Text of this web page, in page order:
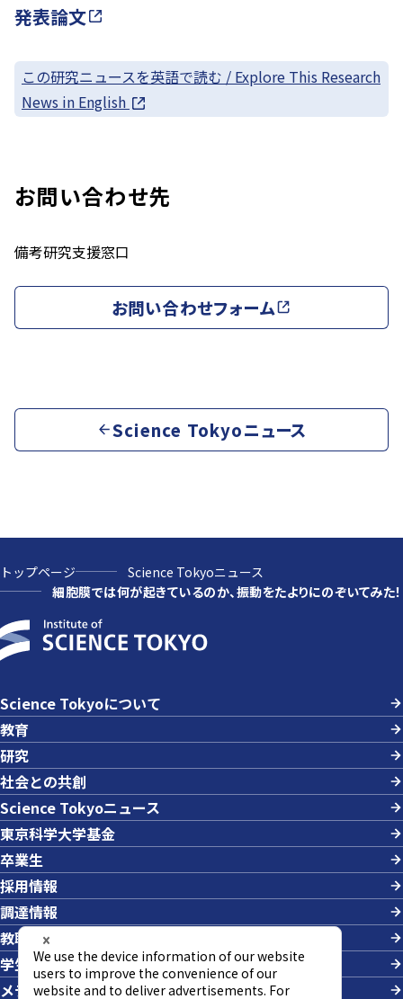
発表論文
この研究ニュースを英語で読む / Explore This Research
News in English
お問い合わせ先
備考研究支援窓口
お問い合わせフォーム
Science Tokyoニュース
トップページ
Science Tokyoニュース
細胞膜では何が起きているのか、振動をたよりにのぞいてみた！
Science Tokyoについて
教育
研究
社会との共創
Science Tokyoニュース
東京科学大学基金
卒業生
採用情報
調達情報
教職員への業務依頼
学生の採用
メディアの方